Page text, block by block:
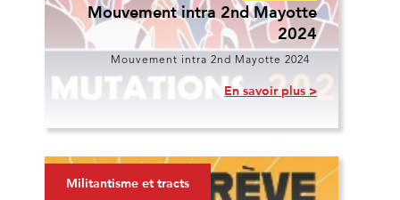
Mouvement intra 2nd Mayotte
2024
Mouvement intra 2nd Mayotte 2024
En savoir plus >
Militantisme et tracts